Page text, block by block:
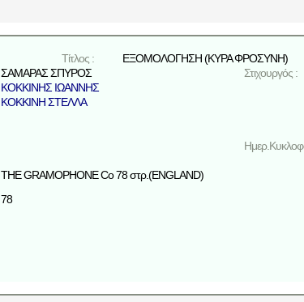
Τίτλος :
ΕΞΟΜΟΛΟΓΗΣΗ (ΚΥΡΑ ΦΡΟΣΥΝΗ)
ΣΑΜΑΡΑΣ ΣΠΥΡΟΣ Στιχουργός :
ΚΟΚΚΙΝΗΣ ΙΩΑΝΝΗΣ
ΚΟΚΚΙΝΗ ΣΤΕΛΛΑ
THE GRAMOPHONE Co 78 στρ.(ENGLAND)
78